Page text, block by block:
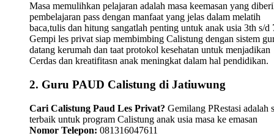
Masa memulihkan pelajaran adalah masa keemasan yang
pembelajaran pass dengan manfaat yang jelas dalam melatih
baca,tulis dan hitung sangatlah penting untuk anak usia 3th s/d
Gempi les privat siap membimbing Calistung dengan sistem
datang kerumah dan taat protokol kesehatan untuk menjadikan
Cerdas dan kreatifitasn anak meningkat dalam hal pendidikan.
2. Guru PAUD Calistung di Jatiuwung
Cari Calistung Paud Les Privat? Gemilang PRestasi adalah
terbaik untuk program Calistung anak usia masa ke emasan
Nomor Telepon: 081316047611